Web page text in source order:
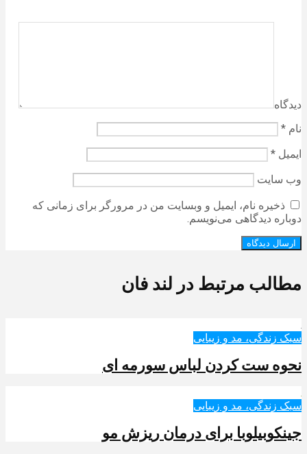
دیدگاه
نام *
ایمیل *
وب‌ سایت
ذخیره نام، ایمیل و وبسایت من در مرورگر برای زمانی که
دوباره دیدگاهی می‌نویسم.
مطالب مرتبط در لند فان
سبک زندگی، مد و زیبایی
نحوه ست کردن لباس سورمه ای
سبک زندگی، مد و زیبایی
جینکوبیلوبا برای درمان ریزش مو